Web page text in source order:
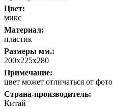
Цвет:
микс
Материал:
пластик
Размеры мм.:
200х225х280
Примечание:
цвет может отличаться от фото
Страна-производитель:
Китай